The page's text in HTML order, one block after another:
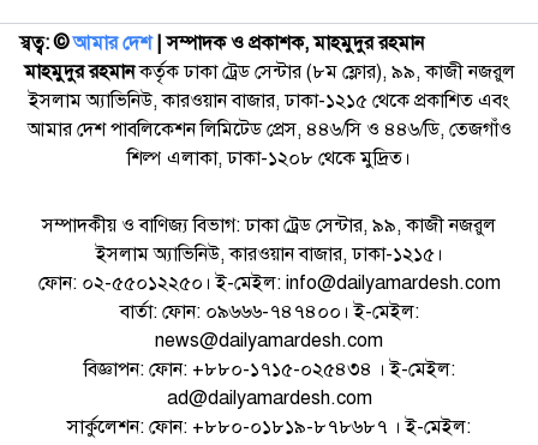
স্বত্ব: ©️আমার দেশ| সম্পাদক ও প্রকাশক, মাহমুদুর রহমান
মাহমুদুর রহমানকর্তৃক ঢাকা ট্রেড সেন্টার (৮ম ফ্লোর), ৯৯, কাজী নজরুল
ইসলাম অ্যাভিনিউ, কারওয়ান বাজার, ঢাকা-১২১৫ থেকে প্রকাশিত এবং
আমার দেশ পাবলিকেশন লিমিটেড প্রেস, ৪৪৬/সি ও ৪৪৬/ডি, তেজগাঁও
শিল্প এলাকা, ঢাকা-১২০৮ থেকে মুদ্রিত।
সম্পাদকীয় ও বাণিজ্য বিভাগ: ঢাকা ট্রেড সেন্টার, ৯৯, কাজী নজরুল
ইসলাম অ্যাভিনিউ, কারওয়ান বাজার, ঢাকা-১২১৫।
ফোন: ০২-৫৫০১২২৫০। ই-মেইল: info@dailyamardesh.com
বার্তা: ফোন: ০৯৬৬৬-৭৪৭৪০০। ই-মেইল:
news@dailyamardesh.com
বিজ্ঞাপন: ফোন: +৮৮০-১৭১৫-০২৫৪৩৪ । ই-মেইল:
ad@dailyamardesh.com
সার্কুলেশন: ফোন: +৮৮০-০১৮১৯-৮৭৮৬৮৭ । ই-মেইল: